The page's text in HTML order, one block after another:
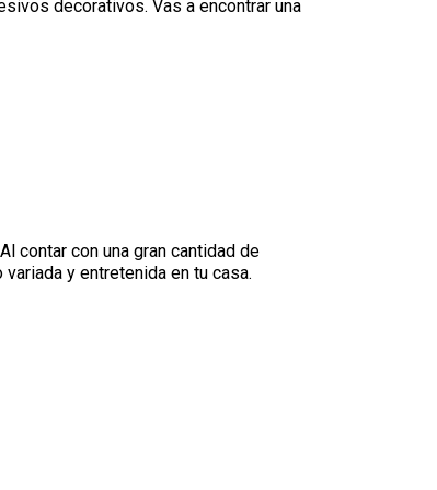
decorativos. Vas a encontrar una
contar con una gran cantidad de
y entretenida en tu casa.